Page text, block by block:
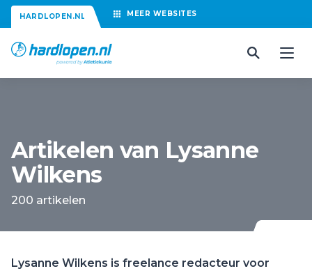
HARDLOPEN.NL MEER WEBSITES
Artikelen van Lysanne
Wilkens
200 artikelen
Lysanne Wilkens is freelance redacteur voor